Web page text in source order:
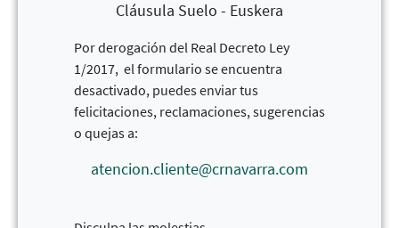
Cláusula Suelo - Euskera
Por derogación del Real Decreto Ley
1/2017, el formulario se encuentra
desactivado, puedes enviar tus
felicitaciones, reclamaciones, sugerencias
o quejas a:
atencion.cliente@crnavarra.com